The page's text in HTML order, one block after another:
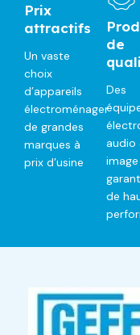
Prix
attractifs
Un vaste
choix
d’appareils
électroménager
de grandes
marques à
prix d’usine
de
Des
audio
image
de